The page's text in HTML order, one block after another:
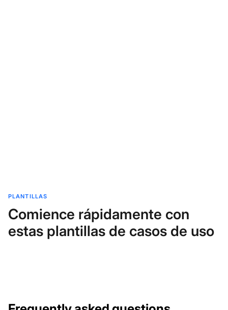
PLANTILLAS
Comience rápidamente con
estas plantillas de casos de uso